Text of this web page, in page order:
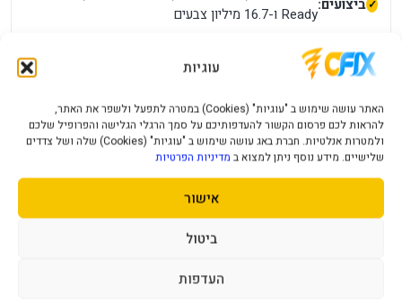
עוגיות
האתר עושה שימוש ב "עוגיות" (Cookies) במטרה לתפעל ולשפר את האתר,
להראות לכם פרסום הקשור להעדפותיכם על סמך הרגלי הגלישה והפרופיל שלכם
ולמטרות אנלטיות. חברת באג עושה שימוש ב "עוגיות" (Cookies) שלה ושל צדדים
שלישיים. מידע נוסף ניתן למצוא ב מדיניות הפרטיות
אישור
ביטול
העדפות
ביצועים:Ready ו-16.7 מיליון צבעים
חיבורים:
תכונות:
חשמל /
סוללה:
ספק פנימי 100–240V; צריכה טיפוסית
כ-23W
מחשב או קונסולה עם HDMI/DP; ‏180Hz דורשים